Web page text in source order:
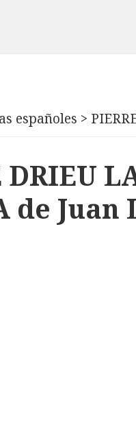
españoles >
DRIEU
de Juan